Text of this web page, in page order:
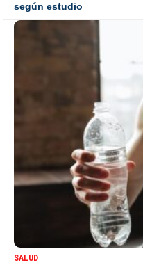
según estudio
SALUD